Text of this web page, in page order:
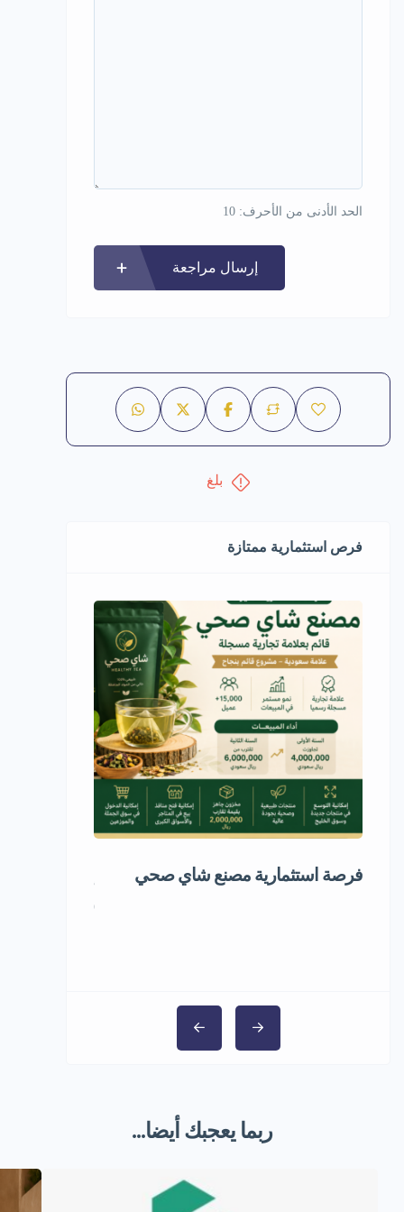
الحد الأدنى من الأحرف: 10
إرسال مراجعة
بلغ
فرص استثمارية ممتازة
فرصة استثمارية مصنع شاي صحي
ربما يعجبك أيضا...